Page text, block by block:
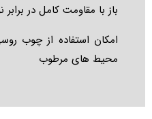
باز با مقاومت کامل در برابر
امکان استفاده از چوب
محیط های مرطوب